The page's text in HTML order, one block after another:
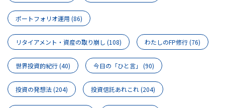
ポートフォリオ運用 (86)
リタイアメント・資産の取り崩し (108) わたしのFP修行(76)
世界投資的紀行(40) 今日の「ひと言」 (90)
投資の発想法(204) 投資信託あれこれ(204)